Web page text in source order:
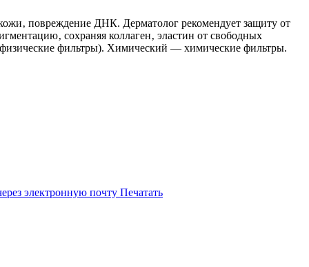
повреждение ДНК. Дерматолог рекомендует защиту от
сохраняя коллаген‚ эластин от свободных
фильтры). Химический — химические фильтры.
электронную почту Печатать